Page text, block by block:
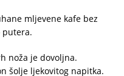
mljevene kafe bez
putera.
noža je dovoljna.
šolje ljekovitog napitka.